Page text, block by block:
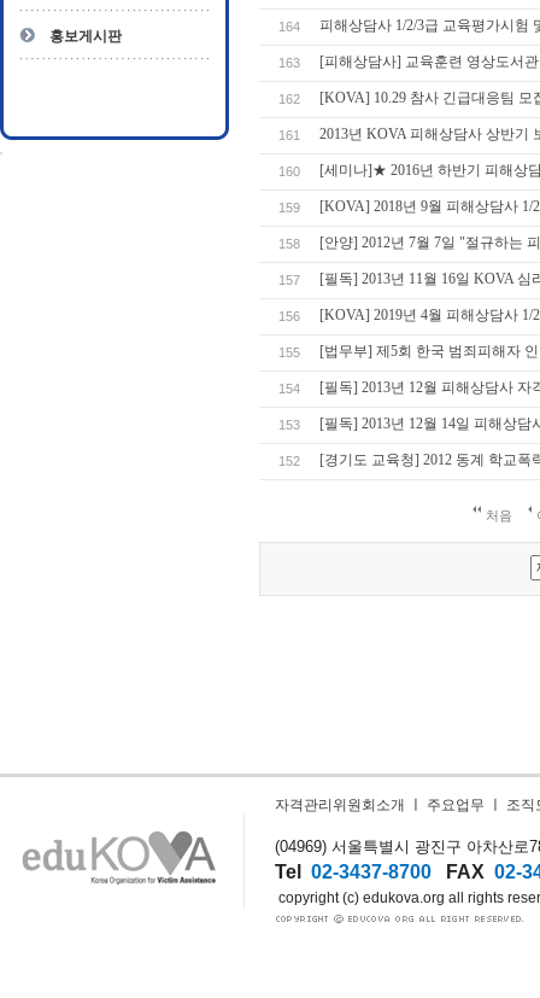
홍보게시판
164 피해상담사 1/2/3급 교육평가시험
163 [피해상담사] 교육훈련 영상도서
162 [KOVA] 10.29 참사 긴급대응팀 모
161 2013년 KOVA 피해상담사 상반
160 [세미나]★ 2016년 하반기 피해상
159 [KOVA] 2018년 9월 피해상담사 1/
158 [안양] 2012년 7월 7일 "절규하는
157 [필독] 2013년 11월 16일 KOVA
156 [KOVA] 2019년 4월 피해상담사 1/
155 [법무부] 제5회 한국 범죄피해자
154 [필독] 2013년 12월 피해상담사 자
153 [필독] 2013년 12월 14일 피해상담
152 [경기도 교육청] 2012 동계 학교
처음
자격관리위원회소개 주요업무 조직
(04969) 서울특별시 광진구 아차산로
Tel 02-3437-8700 FAX 02-
copyright (c) edukova.org all rights